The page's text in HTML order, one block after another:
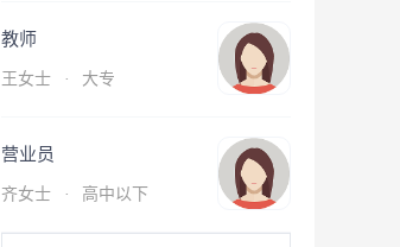
教师
王女士 · 大专
营业员
齐女士 · 高中以下